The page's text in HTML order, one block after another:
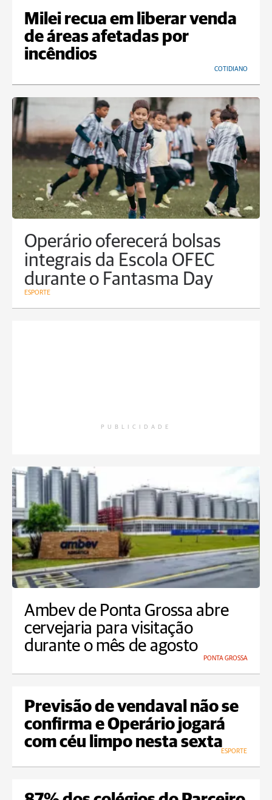
Milei recua em liberar venda
de áreas afetadas por
incêndios
COTIDIANO
Operário oferecerá bolsas
integrais da Escola OFEC
durante o Fantasma Day
ESPORTE
PUBLICIDADE
Ambev de Ponta Grossa abre
cervejaria para visitação
durante o mês de agosto
PONTA GROSSA
Previsão de vendaval não se
confirma e Operário jogará
com céu limpo nesta sexta
ESPORTE